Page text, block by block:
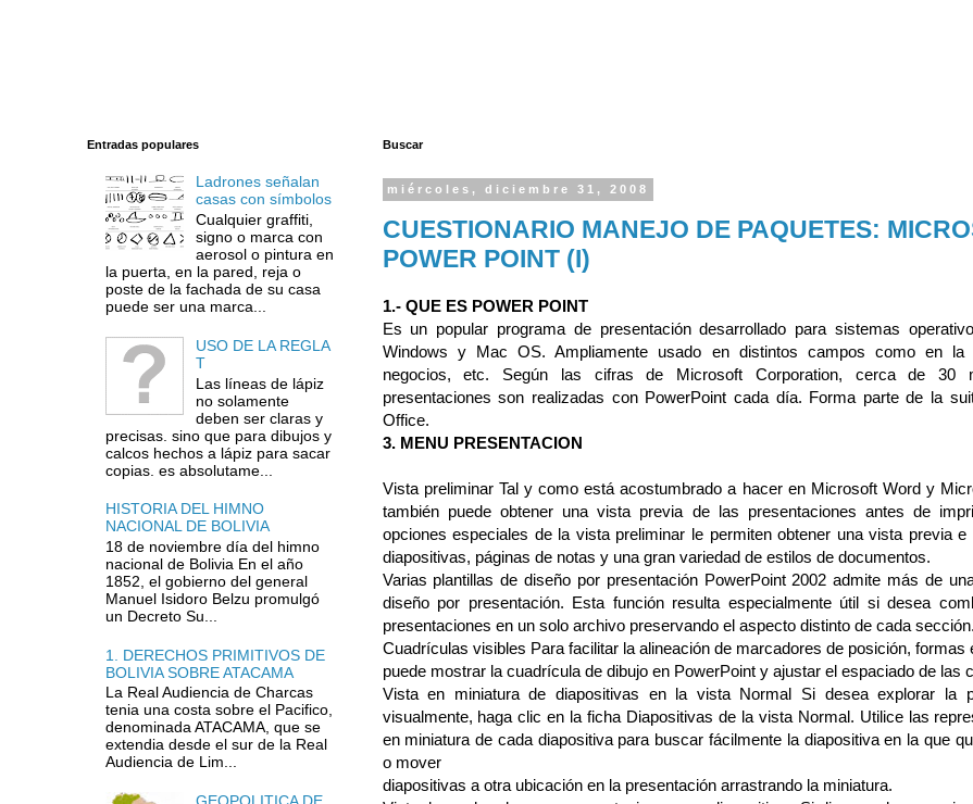
Buscar
miércoles, diciembre 31, 2008
CUESTIONARIO MANEJO DE PAQUETES:
POWER POINT (I)
1.- QUE ES POWER POINT
Es un popular programa de presentación desarrollado para sistemas
Windows y Mac OS. Ampliamente usado en distintos campos como en la
negocios, etc. Según las cifras de Microsoft Corporation, cerca de 30
presentaciones son realizadas con PowerPoint cada día. Forma parte de la
Office.
3. MENU PRESENTACION
Vista preliminar Tal y como está acostumbrado a hacer en Microsoft Word y
también puede obtener una vista previa de las presentaciones antes de
opciones especiales de la vista preliminar le permiten obtener una vista previa e
diapositivas, páginas de notas y una gran variedad de estilos de documentos.
Varias plantillas de diseño por presentación PowerPoint 2002 admite más de
diseño por presentación. Esta función resulta especialmente útil si desea
presentaciones en un solo archivo preservando el aspecto distinto de cada sección.
Cuadrículas visibles Para facilitar la alineación de marcadores de posición, formas
puede mostrar la cuadrícula de dibujo en PowerPoint y ajustar el espaciado de las
Vista en miniatura de diapositivas en la vista Normal Si desea explorar la
visualmente, haga clic en la ficha Diapositivas de la vista Normal. Utilice las
en miniatura de cada diapositiva para buscar fácilmente la diapositiva en la que
o mover
diapositivas a otra ubicación en la presentación arrastrando la miniatura.
Entradas populares
Ladrones señalan
casas con símbolos
Cualquier graffiti,
signo o marca con
aerosol o pintura en
la puerta, en la pared, reja o
poste de la fachada de su casa
puede ser una marca...
USO DE LA REGLA
T
Las líneas de lápiz
no solamente
deben ser claras y
precisas. sino que para dibujos y
calcos hechos a lápiz para sacar
copias. es absolutame...
HISTORIA DEL HIMNO
NACIONAL DE BOLIVIA
18 de noviembre día del himno
nacional de Bolivia En el año
1852, el gobierno del general
Manuel Isidoro Belzu promulgó
un Decreto Su...
1. DERECHOS PRIMITIVOS DE
BOLIVIA SOBRE ATACAMA
La Real Audiencia de Charcas
tenia una costa sobre el Pacifico,
denominada ATACAMA, que se
extendia desde el sur de la Real
Audiencia de Lim...